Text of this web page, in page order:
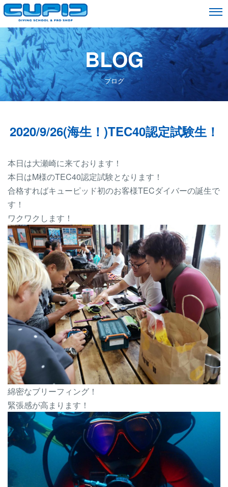
BLOG
ブログ
2020/9/26(海生！)TEC40認定試験生！
本日は大瀬崎に来ております！
本日はM様のTEC40認定試験となります！
合格すればキューピッド初のお客様TECダイバーの誕生で
す！
ワクワクします！
綿密なブリーフィング！
緊張感が高まります！